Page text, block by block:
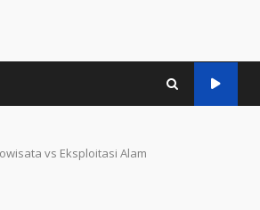
vs Eksploitasi Alam